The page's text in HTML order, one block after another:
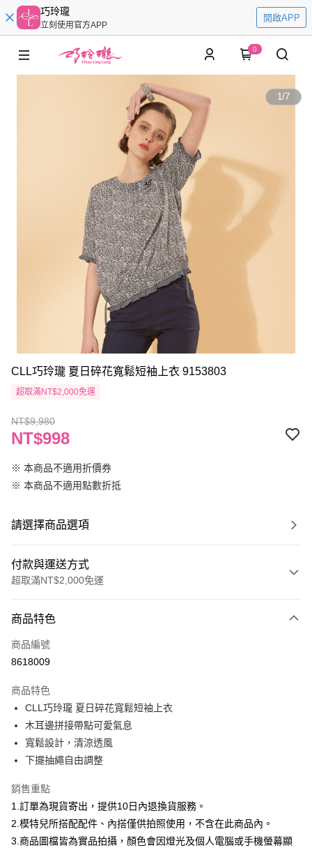
巧玲瓏
立刻使用官方APP
開啟APP
0
1/7
CLL巧玲瓏 夏日碎花寬鬆短袖上衣 9153803
超取滿NT$2,000免運
NT$9,980
NT$998
※ 本商品不適用折價券
※ 本商品不適用點數折抵
請選擇商品選項
付款與運送方式
超取滿NT$2,000免運
信用卡一次付款
信用卡分期付款
合作金庫商業銀行
華南商業銀行
彰化商業銀行
上海商業儲蓄銀行
國泰世華商業銀行
臺灣中小企業銀行
聯邦商業銀行
元大商業銀行
永豐商業銀行
台新國際商業銀行
中國信託商業銀行
台灣樂天信用卡公司
超商取貨付款
LINE Pay
Apple Pay
悠遊付
Google Pay
商品特色
商品編號
8618009
商品特色
CLL巧玲瓏 夏日碎花寬鬆短袖上衣
木耳邊拼接帶點可愛氣息
寬鬆設計，清涼透風
下擺抽繩自由調整
銷售重點
1.訂單為現貨寄出，提供10日內退換貨服務。
2.模特兒所搭配配件、內搭僅供拍照使用，不含在此商品內。
3.商品圖檔皆為實品拍攝，顏色會因燈光及個人電腦或手機螢幕顯